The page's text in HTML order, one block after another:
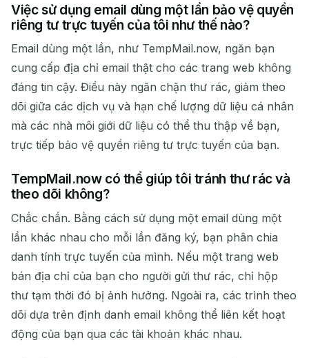
Việc sử dụng email dùng một lần bảo vệ quyền
riêng tư trực tuyến của tôi như thế nào?
Email dùng một lần, như TempMail.now, ngăn bạn
cung cấp địa chỉ email thật cho các trang web không
đáng tin cậy. Điều này ngăn chặn thư rác, giảm theo
dõi giữa các dịch vụ và hạn chế lượng dữ liệu cá nhân
mà các nhà môi giới dữ liệu có thể thu thập về bạn,
trực tiếp bảo vệ quyền riêng tư trực tuyến của bạn.
TempMail.now có thể giúp tôi tránh thư rác và
theo dõi không?
Chắc chắn. Bằng cách sử dụng một email dùng một
lần khác nhau cho mỗi lần đăng ký, bạn phân chia
danh tính trực tuyến của mình. Nếu một trang web
bán địa chỉ của bạn cho người gửi thư rác, chỉ hộp
thư tạm thời đó bị ảnh hưởng. Ngoài ra, các trình theo
dõi dựa trên định danh email không thể liên kết hoạt
động của bạn qua các tài khoản khác nhau.